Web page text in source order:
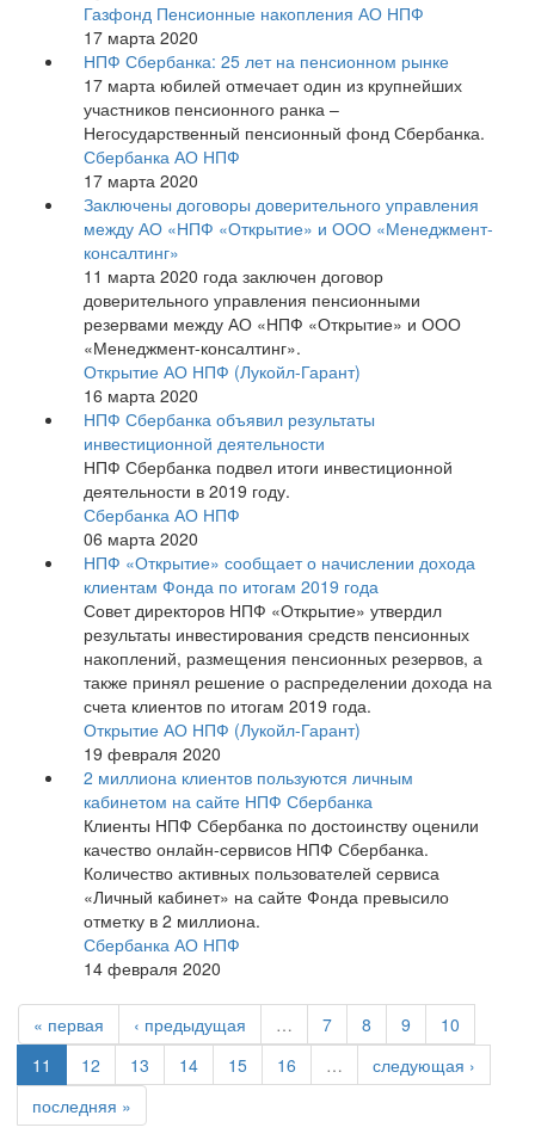
Газфонд Пенсионные накопления АО НПФ
17 марта 2020
НПФ Сбербанка: 25 лет на пенсионном рынке
17 марта юбилей отмечает один из крупнейших
участников пенсионного ранка –
Негосударственный пенсионный фонд Сбербанка.
Сбербанка АО НПФ
17 марта 2020
Заключены договоры доверительного управления
между АО «НПФ «Открытие» и ООО «Менеджмент-
консалтинг»
11 марта 2020 года заключен договор
доверительного управления пенсионными
резервами между АО «НПФ «Открытие» и ООО
«Менеджмент-консалтинг».
Открытие АО НПФ (Лукойл-Гарант)
16 марта 2020
НПФ Сбербанка объявил результаты
инвестиционной деятельности
НПФ Сбербанка подвел итоги инвестиционной
деятельности в 2019 году.
Сбербанка АО НПФ
06 марта 2020
НПФ «Открытие» сообщает о начислении дохода
клиентам Фонда по итогам 2019 года
Совет директоров НПФ «Открытие» утвердил
результаты инвестирования средств пенсионных
накоплений, размещения пенсионных резервов, а
также принял решение о распределении дохода на
счета клиентов по итогам 2019 года.
Открытие АО НПФ (Лукойл-Гарант)
19 февраля 2020
2 миллиона клиентов пользуются личным
кабинетом на сайте НПФ Сбербанка
Клиенты НПФ Сбербанка по достоинству оценили
качество онлайн-сервисов НПФ Сбербанка.
Количество активных пользователей сервиса
«Личный кабинет» на сайте Фонда превысило
отметку в 2 миллиона.
Сбербанка АО НПФ
14 февраля 2020
« первая ‹ предыдущая … 7 8 9
10
11
12 13 14 15 16 …
следующая ›
последняя »